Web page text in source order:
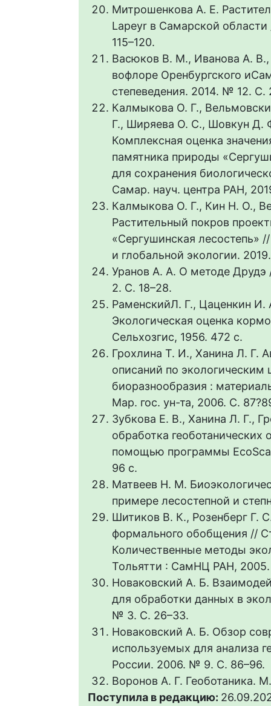
Митрошенкова А. Е.
Lapeyr в Самарской
115–120.
Васюков В. М., Иванова А.
вофлоре Оренбургского
степеведения. 2014. № 12. С.
Калмыкова О. Г.,
Г., Ширяева О. С., Шовкун Д.
Комплексная оценка
памятника природы
для сохранения
Самар. науч. центра РАН,
Калмыкова О. Г., Кин Н. О.,
Растительный покров
«Сергушинская лесостепь»
и глобальной экологии.
Уранов А. А. О методе
2. С. 18–28.
РаменскийЛ. Г., Цаценкин
Экологическая оценка
Сельхозгис, 1956. 472 с.
Грохлина Т. И., Ханина Л. Г.
описаний по
биоразнообразия :
Мар. гос. ун-та, 2006. С.
Зубкова Е. В., Ханина Л. Г.,
обработка
помощью программы
96 с.
Матвеев Н. М.
примере лесостепной и
Шитиков В. К., Розенберг Г.
формального обобщения //
Количественные методы
Тольятти : СамНЦ РАН, 2005.
Новаковский А. Б.
для обработки данных в
№ 3. С. 26–33.
Новаковский А. Б. Обзор
используемых для анализа
России. 2006. № 9. С. 86–96.
Воронов А. Г. Геоботаника.
Поступила в редакцию: